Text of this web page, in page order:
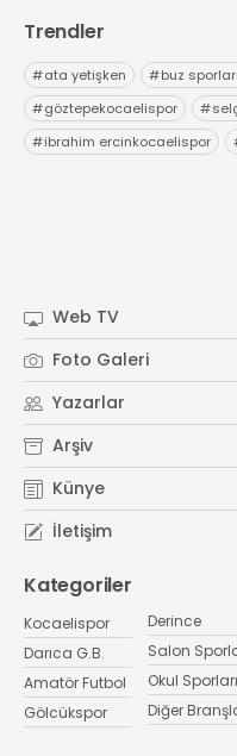
Trendler
#ata yetişken #buz
#göztepekocaelispor #
#ibrahim ercinkocaelispor
Web TV
Foto Galeri
Yazarlar
Arşiv
Künye
İletişim
Kategoriler
Kocaelispor
Darıca G.B.
Amatör Futbol
Gölcükspor
Derince
Salon
Okul Sporları
Diğer